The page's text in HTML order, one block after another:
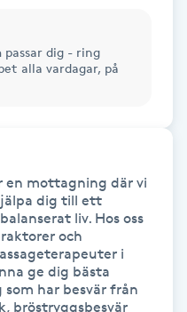
dig - ring
alla vardagar, på
en mottagning där vi
dig till ett
liv. Hos oss
och
i
ge dig bästa
har besvär från
bröstryggsbesvär